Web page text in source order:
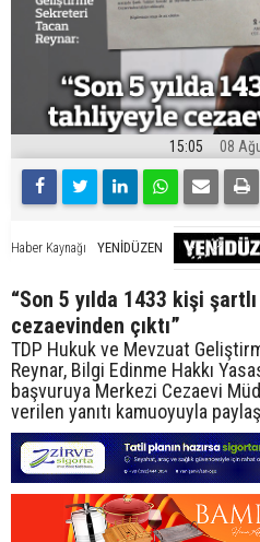
15:05 08
Haber Kaynağı YENİDÜZEN
“Son 5 yılda 1433 kişi
cezaevinden çıktı”
TDP Hukuk ve Mevzuat
Reynar, Bilgi Edinme Hakkı
başvuruya Merkezi Cezaevi
verilen yanıtı kamuoyuyla